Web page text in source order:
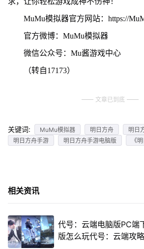
MuMu模拟器官方网站：https://
官方微博：MuMu模拟器
微信公众号：Mu酱游戏中心
（转自17173）
文章已到底
关键词: MuMu模拟器 明日方舟
明日
明日方舟手游
明日方舟手游电脑版 《
相关资讯
代号：云端电脑版PC端
版怎么玩代号：云端攻略